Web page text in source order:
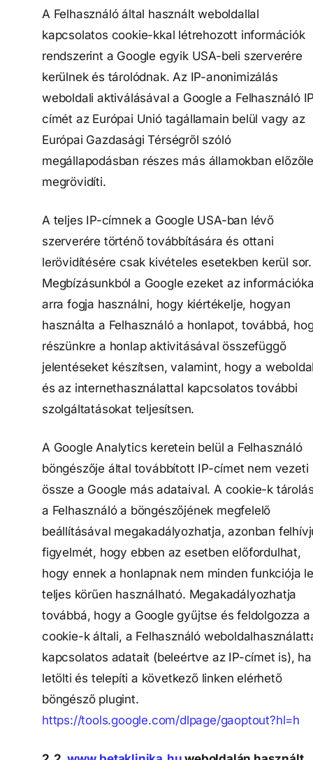
A Felhasználó által használt weboldallal
kapcsolatos cookie-kkal létrehozott információk
rendszerint a Google egyik USA-beli szerverére
kerülnek és tárolódnak. Az IP-anonimizálás
weboldali aktiválásával a Google a Felhasználó
címét az Európai Unió tagállamain belül vagy az
Európai Gazdasági Térségről szóló
megállapodásban részes más államokban
megrövidíti.
A teljes IP-címnek a Google USA-ban lévő
szerverére történő továbbítására és ottani
lerövidítésére csak kivételes esetekben kerül sor.
Megbízásunkból a Google ezeket az
arra fogja használni, hogy kiértékelje, hogyan
használta a Felhasználó a honlapot, továbbá,
részünkre a honlap aktivitásával összefüggő
jelentéseket készítsen, valamint, hogy a
és az internethasználattal kapcsolatos további
szolgáltatásokat teljesítsen.
A Google Analytics keretein belül a Felhasználó
böngészője által továbbított IP-címet nem vezeti
össze a Google más adataival. A cookie-k
a Felhasználó a böngészőjének megfelelő
beállításával megakadályozhatja, azonban
figyelmét, hogy ebben az esetben előfordulhat,
hogy ennek a honlapnak nem minden funkciója
teljes körűen használható. Megakadályozhatja
továbbá, hogy a Google gyűjtse és feldolgozza a
cookie-k általi, a Felhasználó
kapcsolatos adatait (beleértve az IP-címet is), ha
letölti és telepíti a következő linken elérhető
böngésző plugint.
https://tools.google.com/dlpage/gaoptout?hl=h